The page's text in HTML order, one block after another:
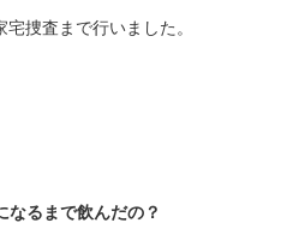
捜査まで行いました。
なるまで飲んだの？